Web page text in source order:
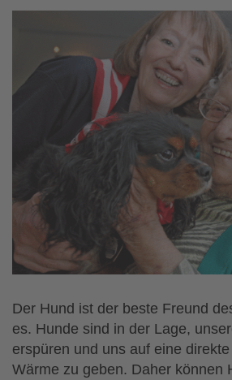
Der Hund ist der beste Freund
es. Hunde sind in der Lage,
erspüren und uns auf eine
Wärme zu geben. Daher können